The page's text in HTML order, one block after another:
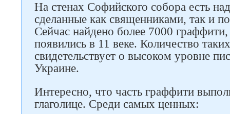
На стенах Софийского собора есть
сделанные как священниками, так и
Сейчас найдено более 7000
появились в 11 веке. Количество
свидетельствует о высоком уровне
Украине.
Интересно, что часть граффити
глаголице. Среди самых ценных: